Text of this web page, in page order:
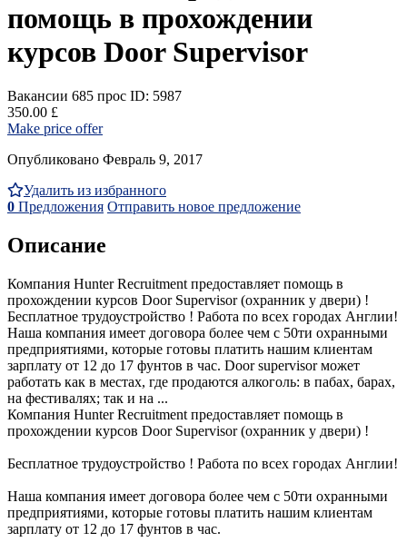
помощь в прохождении
курсов Door Supervisor
Вакансии 685 прос ID: 5987
350.00 £
Make price offer
Опубликовано Февраль 9, 2017
Удалить из избранного
0 Предложения Отправить новое предложение
Описание
Компания Hunter Recruitment предоставляет помощь в
прохождении курсов Door Supervisor (охранник у двери) !
Бесплатное трудоустройство ! Работа по всех городах Англии!
Наша компания имеет договора более чем с 50ти охранными
предприятиями, которые готовы платить нашим клиентам
зарплату от 12 до 17 фунтов в час. Door supervisor может
работать как в местах, где продаются алкоголь: в пабах, барах,
на фестивалях; так и на ...
Компания Hunter Recruitment предоставляет помощь в
прохождении курсов Door Supervisor (охранник у двери) !
Бесплатное трудоустройство ! Работа по всех городах Англии!
Наша компания имеет договора более чем с 50ти охранными
предприятиями, которые готовы платить нашим клиентам
зарплату от 12 до 17 фунтов в час.